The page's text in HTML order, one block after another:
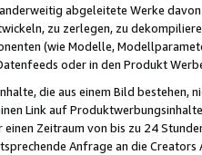
abgeleitete Werke
zu zerlegen, zu
(wie Modelle,
oder in den Produkt
die aus einem Bild bestehen,
Link auf
Zeitraum von bis zu 24
Anfrage an die